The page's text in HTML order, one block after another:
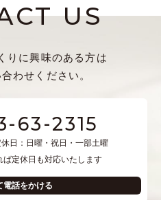
US
りに興味のある方は
わせください。
63-2315
日：日曜・祝日・一部土曜
定休日も対応いたします
電話をかける